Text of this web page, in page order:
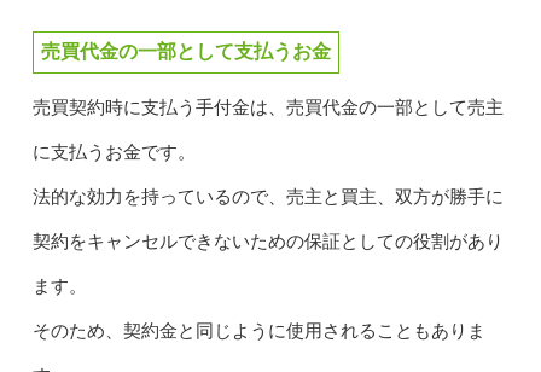
売買代金の一部として支払うお金
売買契約時に支払う手付金は、売買代金の一部として売主
に支払うお金です。
法的な効力を持っているので、売主と買主、双方が勝手に
契約をキャンセルできないための保証としての役割があり
ます。
そのため、契約金と同じように使用されることもありま